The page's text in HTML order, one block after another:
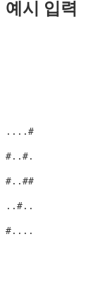
예시 입력
....#
#..#.
#..##
..#..